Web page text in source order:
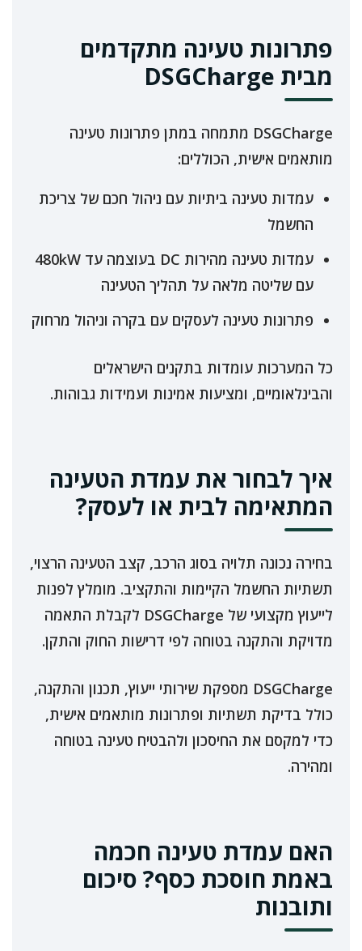
פתרונות טעינה מתקדמים
מבית DSGCharge
DSGCharge מתמחה במתן פתרונות טעינה
מותאמים אישית, הכוללים:
עמדות טעינה ביתיות עם ניהול חכם של צריכת
החשמל
עמדות טעינה מהירות DC בעוצמה עד 480kW
עם שליטה מלאה על תהליך הטעינה
פתרונות טעינה לעסקים עם בקרה וניהול מרחוק
כל המערכות עומדות בתקנים הישראלים
והבינלאומיים, ומציעות אמינות ועמידות גבוהות.
איך לבחור את עמדת הטעינה
המתאימה לבית או לעסק?
בחירה נכונה תלויה בסוג הרכב, קצב הטעינה הרצוי,
תשתיות החשמל הקיימות והתקציב. מומלץ לפנות
לייעוץ מקצועי של DSGCharge לקבלת התאמה
מדויקת והתקנה בטוחה לפי דרישות החוק והתקן.
DSGCharge מספקת שירותי ייעוץ, תכנון והתקנה,
כולל בדיקת תשתיות ופתרונות מותאמים אישית,
כדי למקסם את החיסכון ולהבטיח טעינה בטוחה
ומהירה.
האם עמדת טעינה חכמה
באמת חוסכת כסף? סיכום
ותובנות